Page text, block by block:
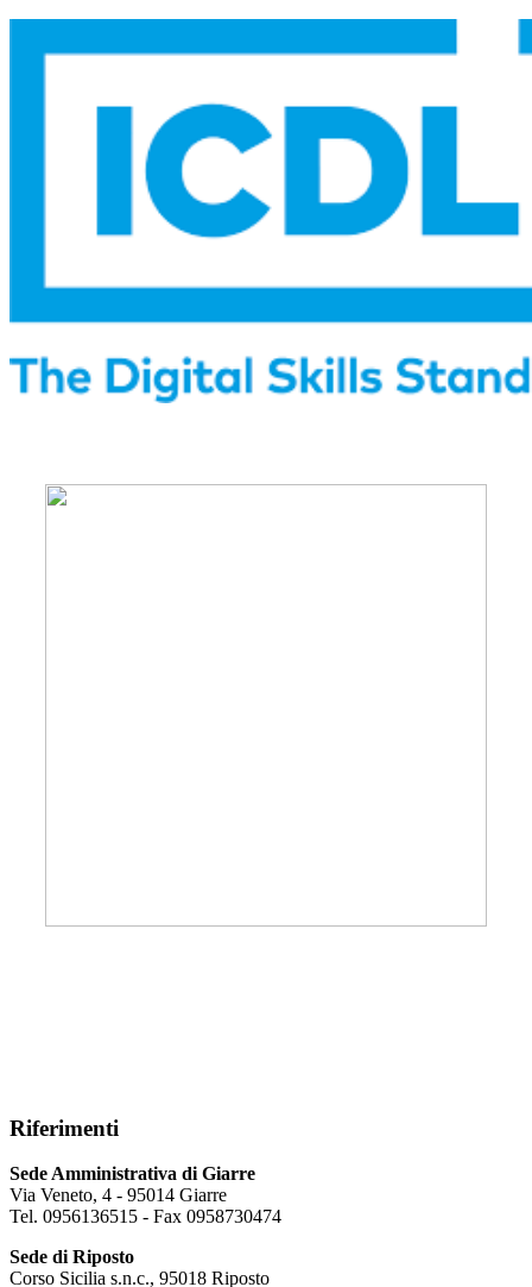
Riferimenti
Sede Amministrativa di Giarre
Via Veneto, 4 - 95014 Giarre
Tel. 0956136515 - Fax 0958730474
Sede di Riposto
Corso Sicilia s.n.c., 95018 Riposto